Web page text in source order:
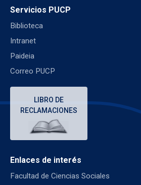
Servicios PUCP
Biblioteca
Intranet
Paideia
Correo PUCP
LIBRO DE
RECLAMACIONES
Enlaces de interés
Facultad de Ciencias Sociales